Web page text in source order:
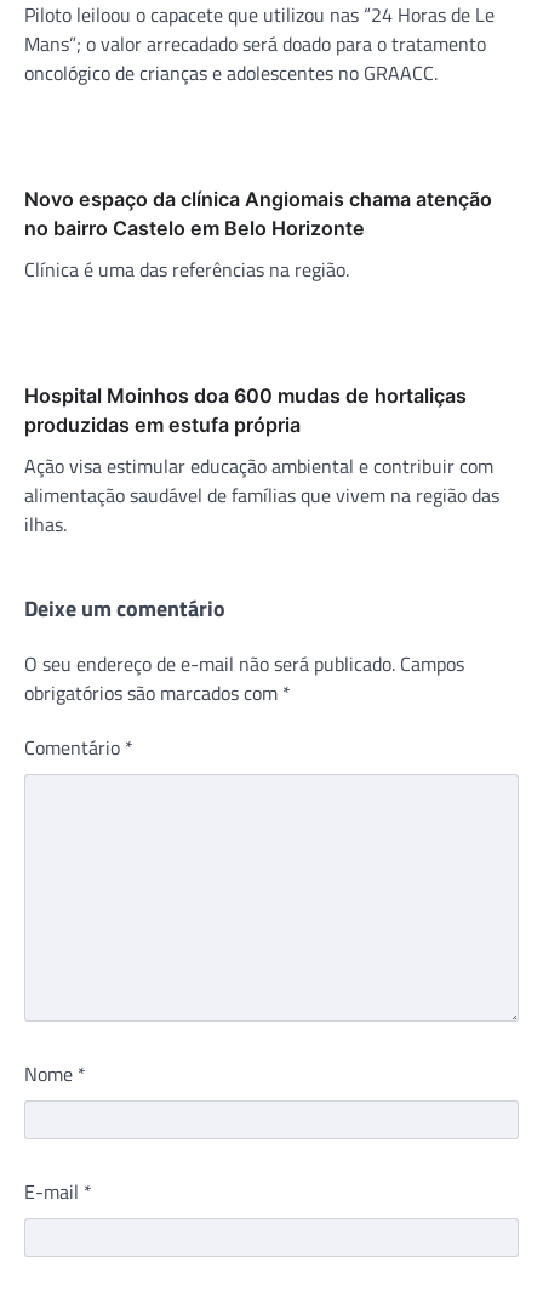
Piloto leiloou o capacete que utilizou nas “24 Horas de Le
Mans”; o valor arrecadado será doado para o tratamento
oncológico de crianças e adolescentes no GRAACC.
Novo espaço da clínica Angiomais chama atenção
no bairro Castelo em Belo Horizonte
Clínica é uma das referências na região.
Hospital Moinhos doa 600 mudas de hortaliças
produzidas em estufa própria
Ação visa estimular educação ambiental e contribuir com
alimentação saudável de famílias que vivem na região das
ilhas.
Deixe um comentário
O seu endereço de e-mail não será publicado. Campos
obrigatórios são marcados com *
Comentário *
Nome *
E-mail *